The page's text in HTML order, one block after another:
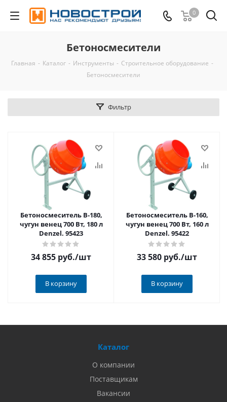
0
Бетоносмесители
Главная - Каталог - Инструменты - Строительное оборудование -
Бетоносмесители
Фильтр
Бетоносмеситель B-180,
чугун венец 700 Вт, 180 л
Denzel. 95423
34 855 руб./шт
В корзину
Бетоносмеситель B-160,
чугун венец 700 Вт, 160 л
Denzel. 95422
33 580 руб./шт
В корзину
Каталог
О компании
Поставщикам
Вакансии